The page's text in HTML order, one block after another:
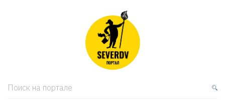
Поиск на портале